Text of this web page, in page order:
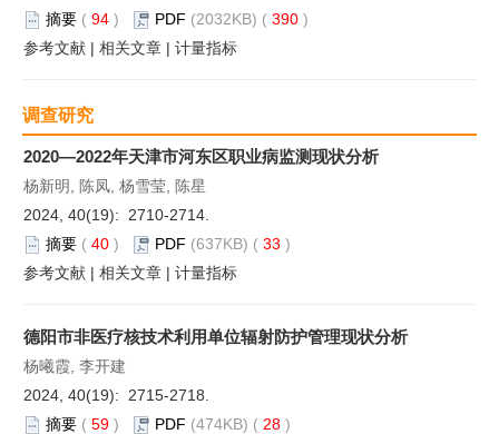
摘要 ( 94 ) PDF (2032KB) ( 390 )
参考文献 | 相关文章 | 计量指标
调查研究
2020—2022年天津市河东区职业病监测现状分析
杨新明, 陈凤, 杨雪莹, 陈星
2024, 40(19): 2710-2714.
摘要 ( 40 ) PDF (637KB) ( 33 )
参考文献 | 相关文章 | 计量指标
德阳市非医疗核技术利用单位辐射防护管理现状分析
杨曦霞, 李开建
2024, 40(19): 2715-2718.
摘要 ( 59 ) PDF (474KB) ( 28 )